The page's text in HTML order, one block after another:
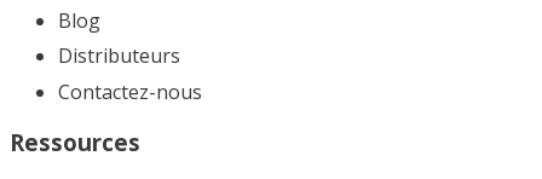
Blog
Distributeurs
Contactez-nous
Ressources